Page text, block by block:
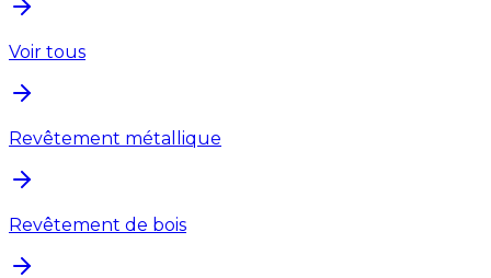
Voir tous
Revêtement métallique
Revêtement de bois